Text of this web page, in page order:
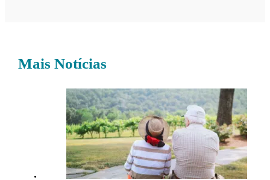
Mais Notícias